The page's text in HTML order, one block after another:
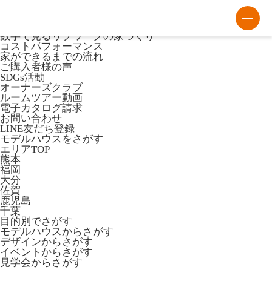
数字で見るリブワークの家づくり
コストパフォーマンス
家ができるまでの流れ
ご購入者様の声
SDGs活動
オーナーズクラブ
ルームツアー動画
電子カタログ請求
お問い合わせ
LINE友だち登録
モデルハウスをさがす
エリアTOP
熊本
福岡
大分
佐賀
鹿児島
千葉
目的別でさがす
モデルハウスからさがす
デザインからさがす
イベントからさがす
見学会からさがす